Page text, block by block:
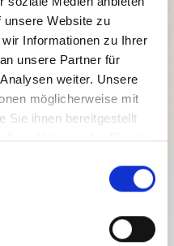
unsere Website zu
Informationen zu Ihrer
unsere Partner für
weiter. Unsere
möglicherweise mit
Sie ihnen bereitgestellt
Ihrer Nutzung der Dienste